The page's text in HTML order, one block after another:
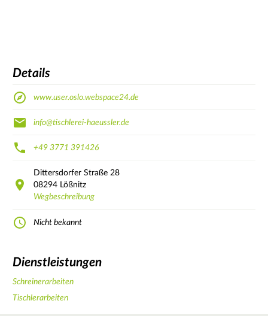
Details
www.user.oslo.webspace24.de
info@tischlerei-haeussler.de
+49 3771 391426
Dittersdorfer Straße 28
08294 Lößnitz
Wegbeschreibung
Nicht bekannt
Dienstleistungen
Schreinerarbeiten
Tischlerarbeiten